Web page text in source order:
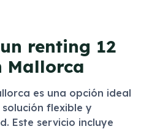
renting 12
Mallorca
es una opción ideal
flexible y
Este servicio incluye